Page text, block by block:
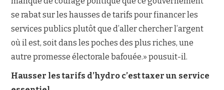
se rabat sur les hausses de tarifs pour financer les
services publics plutôt que d’aller chercher l’argent
où il est, soit dans les poches des plus riches, une
autre promesse électorale bafouée.» pousuit-il.
Hausser les tarifs d’hydro c’est taxer un service